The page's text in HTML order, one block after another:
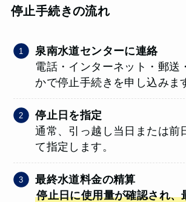
停止手続きの流れ
泉南水道センターに連絡
電話・インターネット・郵送
かで停止手続きを申し込みま
停止日を指定
通常、引っ越し当日または前
て指定します。
最終水道料金の精算
停止日に使用量が確認され、